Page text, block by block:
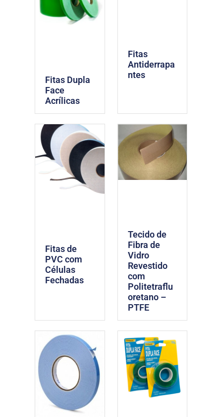
Fitas Dupla
Face
Acrílicas
Fitas
Antiderrapa
ntes
Fitas de
PVC com
Células
Fechadas
Tecido de
Fibra de
Vidro
Revestido
com
Politetraflu
oretano –
PTFE